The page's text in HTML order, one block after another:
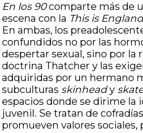
En los 90comparte más de
escena con la This is
En ambas, los
confundidos no por las
despertar sexual, sino por la
doctrina Thatcher y las
adquiridas por un hermano
subculturas skinheady
espacios donde se dirime la
juvenil. Se tratan de
promueven valores sociales,